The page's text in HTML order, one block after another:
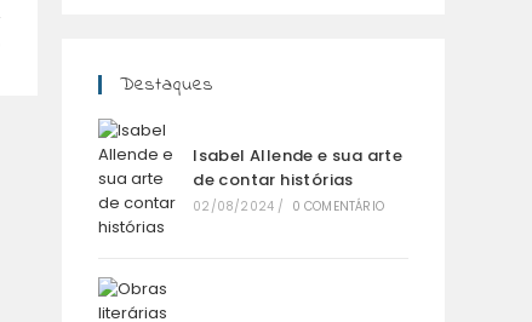
Destaques
Isabel Allende e sua arte
de contar histórias
02/08/2024 / 0 COMENTÁRIO